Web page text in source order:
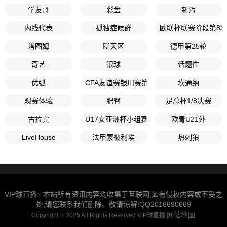
学友哥 彩盘 新泻
内线代表 孤独症候群 欧联杯联赛阶段第8
塔图姆 聊天区 德甲第25轮
奇艺 银球 话题性
优弧 CFA友谊赛银川赛第3轮 坎通纳
观赛体验 肥臀 足总杯1/8决赛
古拉宾 U17女亚洲杯小组赛A组 欧青U21外
LiveHouse 法甲蒙彼利埃 热刺狼
VIP球直播✅本站所有资讯内容均收集于互联网,如有侵权内容或不妥之
处,请您联系我们删除。敬请谅解!QQ2016690669
Copyright © 2025 All Rights Reserved VIP球直播 网站地图